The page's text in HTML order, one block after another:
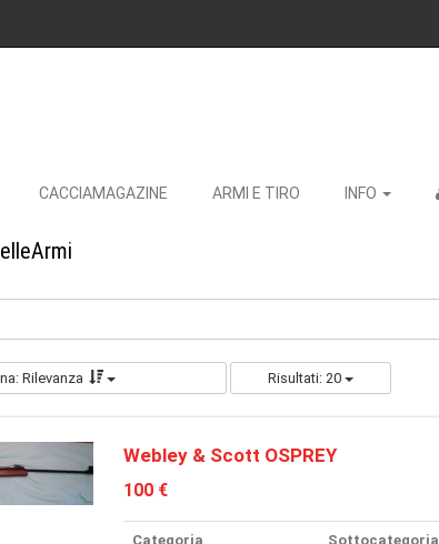
CACCIAMAGAZINE ARMI E TIRO INFO
Rilevanza Risultati: 20
Webley & Scott OSPREY
100 €
Categoria Sottocategoria